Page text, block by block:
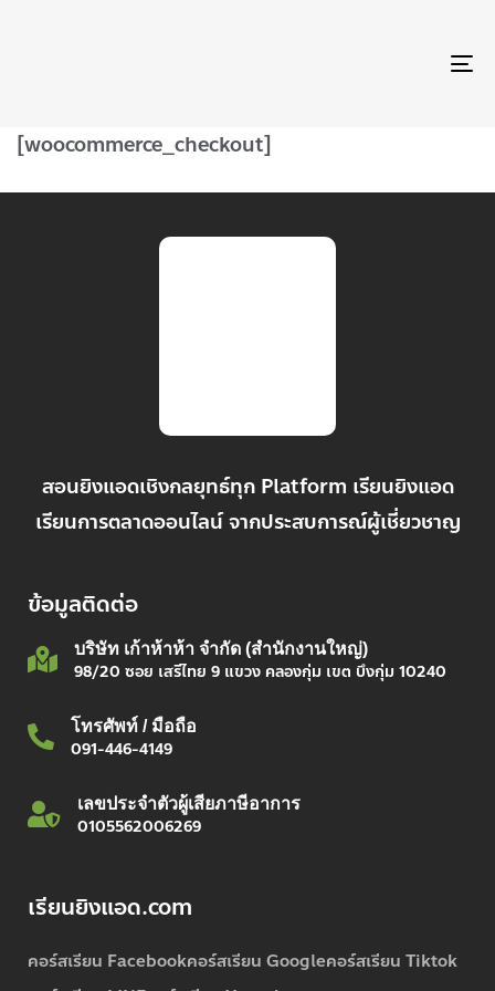
[woocommerce_checkout]
สอนยิงแอดเชิงกลยุทธ์ทุก Platform เรียนยิงแอด
เรียนการตลาดออนไลน์ จากประสบการณ์ผู้เชี่ยวชาญ
ข้อมูลติดต่อ
บริษัท เก้าห้าห้า จำกัด (สำนักงานใหญ่)
98/20 ซอย เสรีไทย 9 แขวง คลองกุ่ม เขต บึงกุ่ม 10240
โทรศัพท์ / มือถือ
091-446-4149
เลขประจำตัวผู้เสียภาษีอาการ
0105562006269
เรียนยิงแอด.com
คอร์สเรียน Facebookคอร์สเรียน Googleคอร์สเรียน Tiktok